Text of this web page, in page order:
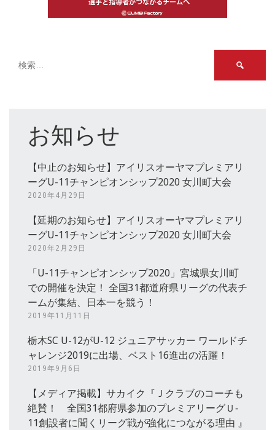
お知らせ
【中止のお知らせ】アイリスオーヤマプレミアリ
ーグU-11チャンピオンシップ2020 女川町大会
2020年4月29日
【延期のお知らせ】アイリスオーヤマプレミアリ
ーグU-11チャンピオンシップ2020 女川町大会
2020年2月29日
「U-11チャンピオンシップ2020」宮城県女川町
での開催を決定！ 全国31都道府県リーグの代表チ
ームが集結、日本一を競う！
2019年11月11日
栃木SC U-12がU-12 ジュニアサッカー ワールドチ
ャレンジ2019に出場、ベスト16進出の活躍！
2019年9月6日
【メディア掲載】サカイク『Ｊクラブのコーチも
絶賛！ 全国31都府県参加のプレミアリーグＵ‐
11創設者に聞くリーグ戦が強化につながる理由 』